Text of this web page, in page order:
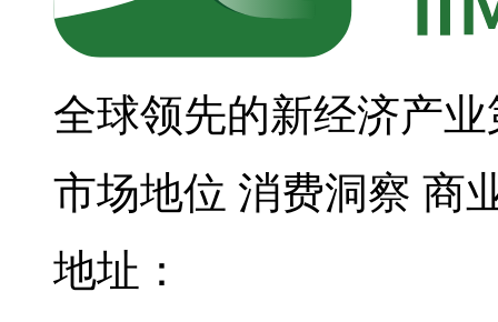
全球领先的新经济产
市场地位 消费洞察 商
地址：